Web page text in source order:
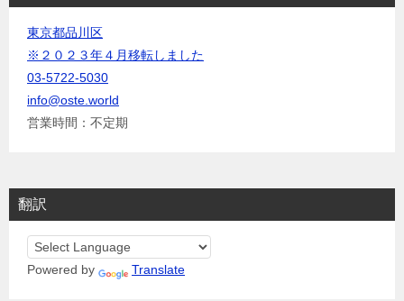
東京都品川区
※２０２３年４月移転しました
03-5722-5030
info@oste.world
営業時間：不定期
翻訳
Powered by Translate